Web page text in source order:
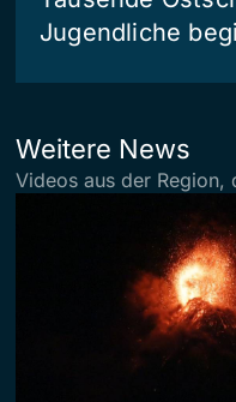
Jugendliche
Weitere News
Videos aus der Region,